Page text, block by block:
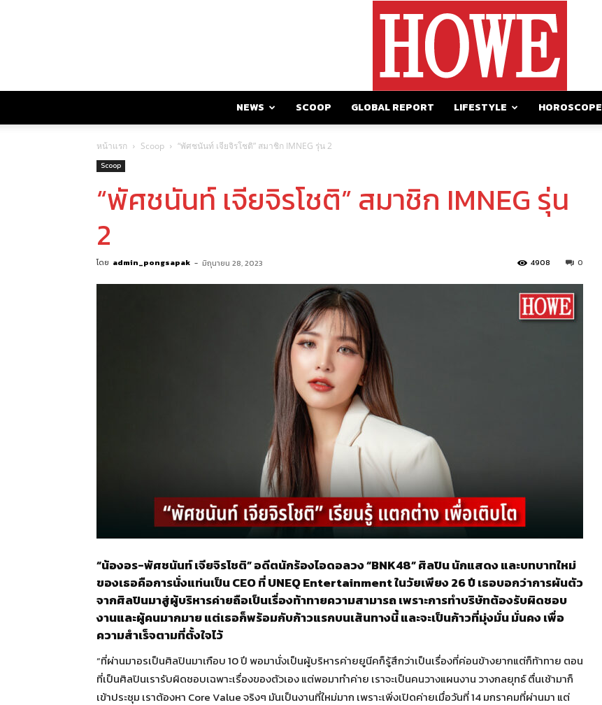
NEWS SCOOP GLOBAL REPORT LIFESTYLE HOROSCOPE
หน้าแรก Scoop “พัศชนันท์ เจียจิรโชติ” สมาชิก IMNEG รุ่น 2
Scoop
“พัศชนันท์ เจียจิรโชติ” สมาชิก IMNEG รุ่น
2
โดย admin_pongsapak - มิถุนายน 28, 2023 0
4908
“น้องอร-พัศชนันท์ เจียจิรโชติ” อดีตนักร้องไอดอลวง “BNK48” ศิลปิน นักแสดง และบทบาทใหม่
ของเธอคือการนั่งแท่นเป็น CEO ที่ UNEQ Entertainment ในวัยเพียง 26 ปี เธอบอกว่าการผันตัว
จากศิลปินมาสู่ผู้บริหารค่ายถือเป็นเรื่องท้าทายความสามารถ เพราะการทำบริษัทต้องรับผิดชอบ
งานและผู้คนมากมาย แต่เธอก็พร้อมกับก้าวแรกบนเส้นทางนี้ และจะเป็นก้าวที่มุ่งมั่น มั่นคง เพื่อ
ความสำเร็จตามที่ตั้งใจไว้
“ที่ผ่านมาอรเป็นศิลปินมาเกือบ 10 ปี พอมานั่งเป็นผู้บริหารค่ายยูนีคก็รู้สึกว่าเป็นเรื่องที่ค่อนข้างยากแต่ก็ท้าทาย ตอน
ที่เป็นศิลปินเรารับผิดชอบเฉพาะเรื่องของตัวเอง แต่พอมาทำค่าย เราจะเป็นคนวางแผนงาน วางกลยุทธ์ ตื่นเช้ามาก็
เข้าประชุม เราต้องหา Core Value จริงๆ มันเป็นงานที่ใหม่มาก เพราะเพิ่งเปิดค่ายเมื่อวันที่ 14 มกราคมที่ผ่านมา แต่